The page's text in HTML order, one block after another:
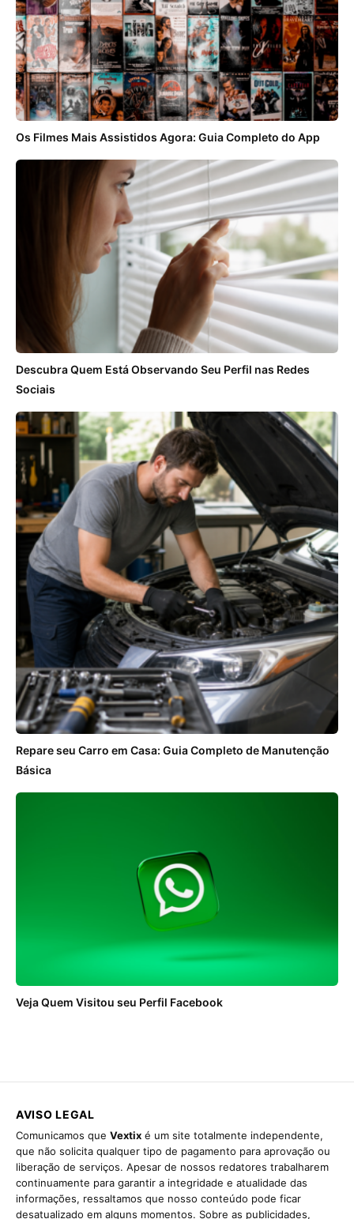
Os Filmes Mais Assistidos Agora: Guia Completo do App
Descubra Quem Está Observando Seu Perfil nas Redes
Sociais
Repare seu Carro em Casa: Guia Completo de Manutenção
Básica
Veja Quem Visitou seu Perfil Facebook
AVISO LEGAL
Comunicamos que Vextix é um site totalmente independente,
que não solicita qualquer tipo de pagamento para aprovação ou
liberação de serviços. Apesar de nossos redatores trabalharem
continuamente para garantir a integridade e atualidade das
informações, ressaltamos que nosso conteúdo pode ficar
desatualizado em alguns momentos. Sobre as publicidades,